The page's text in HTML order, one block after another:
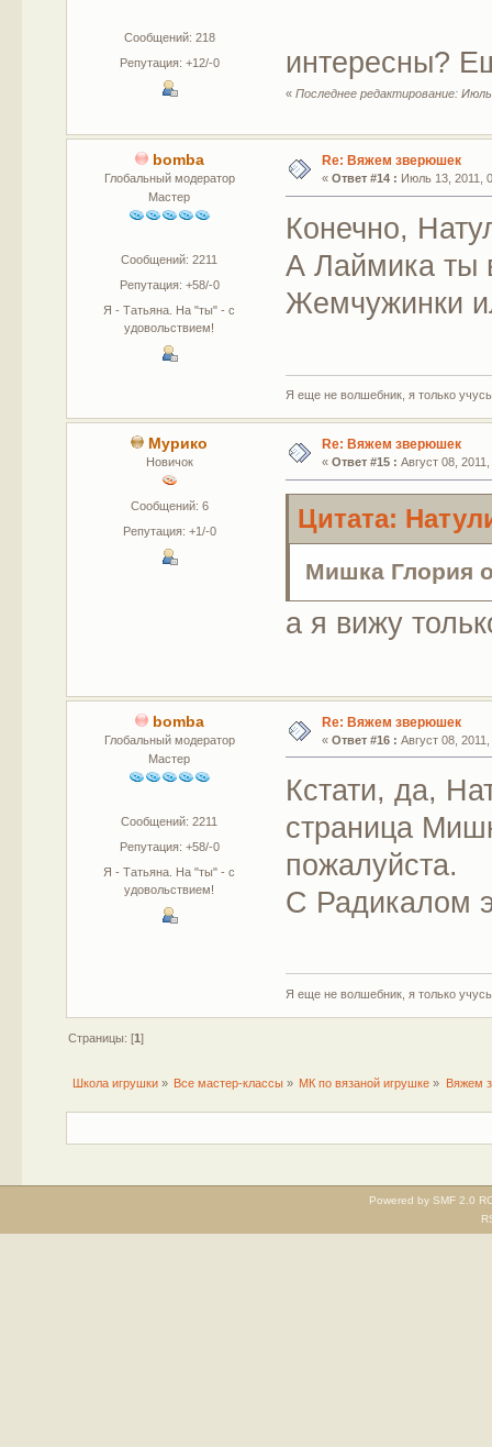
Сообщений: 218
Репутация: +12/-0
интересны?
«Последнее редактирование:
bomba
Глобальный модератор
Мастер
Сообщений: 2211
Репутация: +58/-0
Я - Татьяна. На "ты" - с
удовольствием!
Re: Вяжем зверюшек
« Ответ #14 : Июль 13, 2011,
Конечно,
А Лаймика ты
Жемчужинки
Я еще не волшебник, я только
Мурико
Новичок
Сообщений: 6
Репутация: +1/-0
Re: Вяжем зверюшек
« Ответ #15 : Август 08,
Цитата:
Мишка Глория
а я вижу
bomba
Глобальный модератор
Мастер
Сообщений: 2211
Репутация: +58/-0
Я - Татьяна. На "ты" - с
удовольствием!
Re: Вяжем зверюшек
« Ответ #16 : Август 08,
Кстати, да,
страница
пожалуйста.
С Радикалом
Я еще не волшебник, я только
Страницы: [1]
Школа игрушки» Все мастер-классы » МК по вязаной игрушке » Вяжем
Powered by SMF 2.0